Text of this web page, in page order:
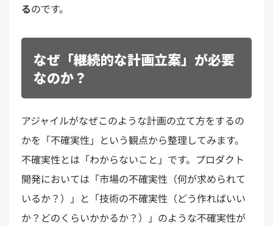
るのです。
なぜ「継続的な計画立案」が必要
なのか？
アジャイルが​なぜこのような​計画の​立て方を​するの
かを​「不確実性」と​いう​観点から​整理してみます。​
不確実性とは​「わからない​こと」です。​プロダクト
開発に​おいては​「市場の​不確実性​（何が​求められて
いるか？）」と​「技術の​不確実性​（どう​作れば​いい
か？​どの​くらいかかるか？）」のような​不​確実性が